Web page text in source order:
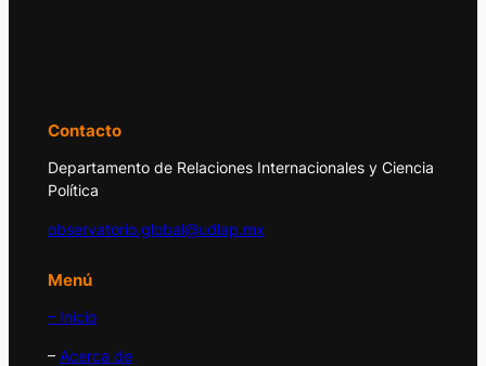
Contacto
Departamento de Relaciones Internacionales y Ciencia
Política
observatorio.global@udlap.mx
Menú
– Inicio
– Acerca de